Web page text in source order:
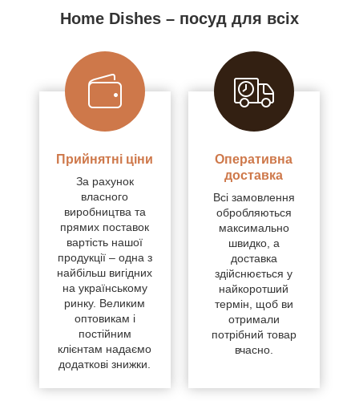
Home Dishes – посуд для всіх
Прийнятні ціни
За рахунок
власного
виробництва та
прямих поставок
вартість нашої
продукції – одна з
найбільш вигідних
на українському
ринку. Великим
оптовикам і
постійним
клієнтам надаємо
додаткові знижки.
Оперативна
доставка
Всі замовлення
обробляються
максимально
швидко, а
доставка
здійснюється у
найкоротший
термін, щоб ви
отримали
потрібний товар
вчасно.